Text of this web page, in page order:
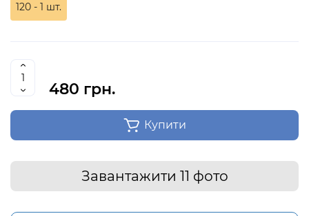
120 - 1 шт.
480 грн.
Купити
Завантажити 11 фото